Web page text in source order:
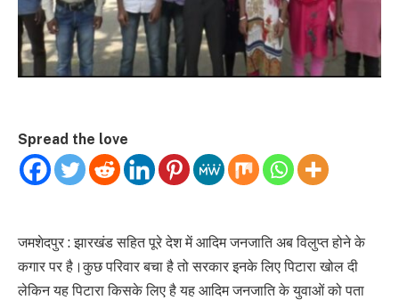
Spread the love
जमशेदपुर : झारखंड सहित पूरे देश में आदिम जनजाति अब विलुप्त होने के
कगार पर है।कुछ परिवार बचा है तो सरकार इनके लिए पिटारा खोल दी
लेकिन यह पिटारा किसके लिए है यह आदिम जनजाति के युवाओं को पता